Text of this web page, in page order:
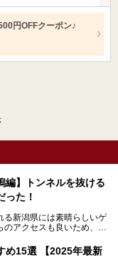
円OFFクーポン♪
編】トンネルを抜ける
った！
る新潟県には素晴らしいゲ
アクセスも良いため、関
山、燕、妙高、岩室など
ある老舗温泉地が多いこ
め15選 【2025年最新